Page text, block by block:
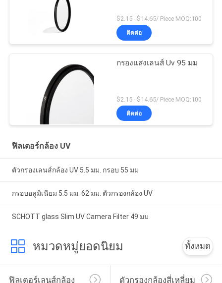
$2.15 - $14.65/ Piece MOQ:100
ติดต่อ
กรองแสงเลนส์ Uv 95 มม
$2.15 - $14.65/ Piece MOQ:100
ติดต่อ
ฟิลเตอร์กล้อง UV
ตัวกรองเลนส์กล้อง UV 5.5 มม. กรอบ 55 มม
กรอบอลูมิเนียม 5.5 มม. 62 มม. ตัวกรองกล้อง UV
SCHOTT glass Slim UV Camera Filter 49 มม
หมวดหมู่ยอดนิยม ทั้งหมด
ฟิลเตอร์เลนส์กล้อง ตัวกรองกล้องสี่เหลี่ยม